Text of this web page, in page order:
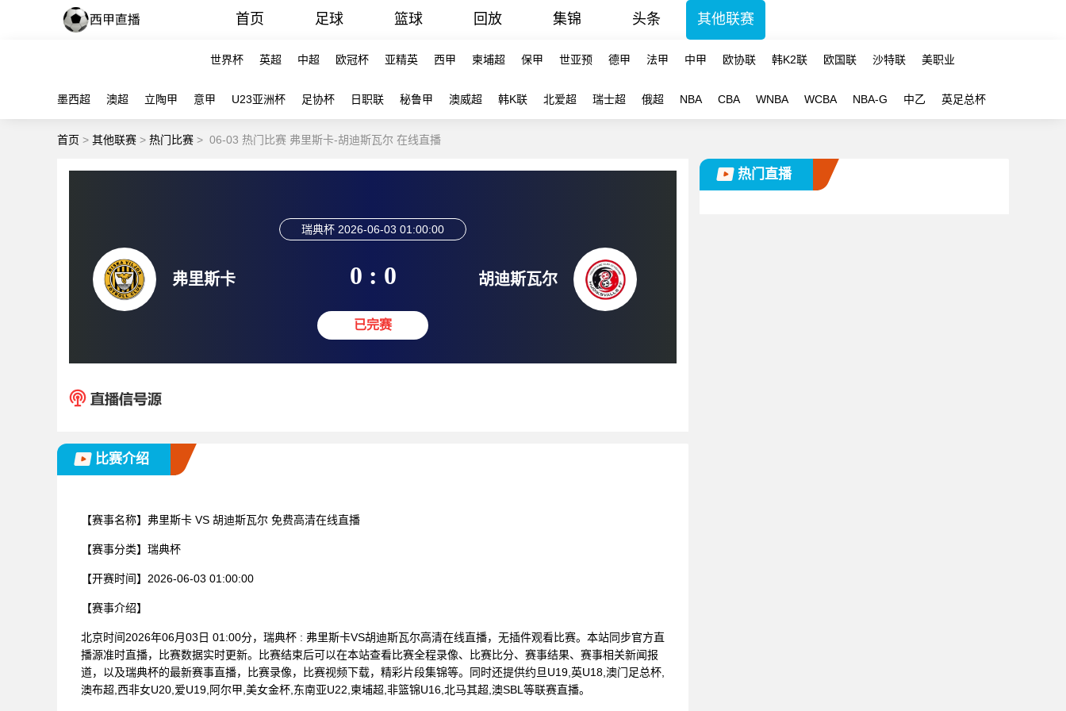
首页 足球 篮球 回放 集锦 头条 其他联赛
世界杯 英超 中超 欧冠杯 亚精英 西甲 柬埔超 保甲 世亚预 德甲 法甲 中甲 欧协联 韩K2联 欧国联 沙特联 美职业
墨西超 澳超 立陶甲 意甲 U23亚洲杯 足协杯 日职联 秘鲁甲 澳威超 韩K联 北爱超 瑞士超 俄超 NBA CBA WNBA WCBA NBA-G 中乙 英足总杯
首页 > 其他联赛 > 热门比赛 > 06-03 热门比赛 弗里斯卡-胡迪斯瓦尔 在线直播
弗里斯卡
瑞典杯 2026-06-03 01:00:00
0 : 0
已完赛
胡迪斯瓦尔
比赛介绍
【赛事名称】 弗里斯卡 VS 胡迪斯瓦尔 免费高清在线直播
【赛事分类】 瑞典杯
【开赛时间】 2026-06-03 01:00:00
【赛事介绍】
北京时间2026年06月03日 01:00分，瑞典杯 : 弗里斯卡VS胡迪斯瓦尔高清在线直播，无插件观看比赛。本站同步官方直
播源准时直播，比赛数据实时更新。比赛结束后可以在本站查看比赛全程录像、比赛比分、赛事结果、赛事相关新闻报
道，以及瑞典杯的最新赛事直播，比赛录像，比赛视频下载，精彩片段集锦等。同时还提供约旦U19,英U18,澳门足总杯,
澳布超,西非女U20,爱U19,阿尔甲,美女金杯,东南亚U22,柬埔超,非篮锦U16,北马其超,澳SBL等联赛直播。
热门直播